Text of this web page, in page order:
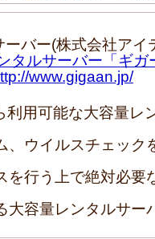
バー(株式会社アイ
タルサーバー「ギガ
www.gigaan.jp/
用可能な大容量レ
ウイルスチェック
行う上で絶対必要
容量レンタルサー